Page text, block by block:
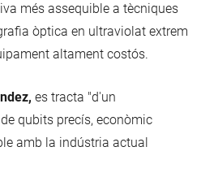
més assequible a tècniques
òptica en ultraviolat extrem
altament costós.
es tracta "d'un
qubits precís, econòmic
amb la indústria actual